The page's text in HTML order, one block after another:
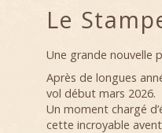
Le
Une grande nouvelle
Après de longues
vol début mars 2026.
Un moment chargé
cette incroyable